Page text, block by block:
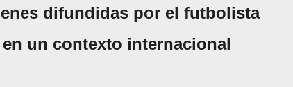
difundidas por el futbolista
un contexto internacional